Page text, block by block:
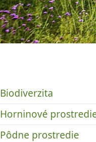
Biodiverzita
Horninové
Pôdne prostredie